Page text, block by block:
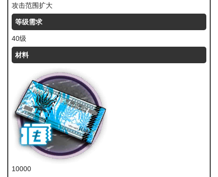
攻击范围扩大
等级需求
40级
材料
10000